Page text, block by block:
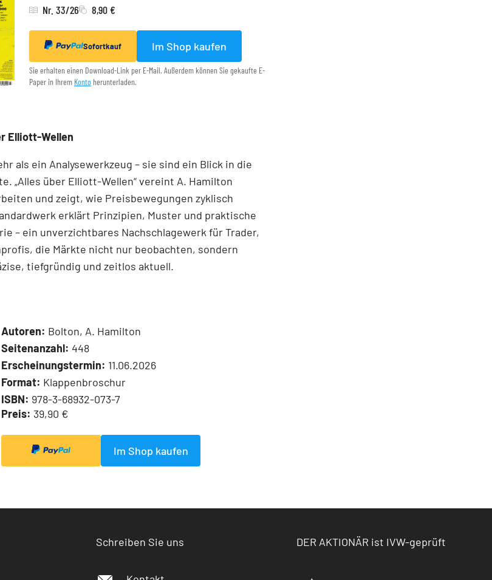
Nr. 33/26 8,90 €
Sofortkauf Im Shop kaufen
Sie erhalten einen Download-Link per E-Mail. Außerdem können Sie gekaufte E-
Paper in Ihrem Konto herunterladen.
Elliott-Wellen
als ein Analysewerkzeug – sie sind ein Blick in die
„Alles über Elliott-Wellen“ vereint A. Hamilton
und zeigt, wie Preisbewegungen zyklisch
erklärt Prinzipien, Muster und praktische
– ein unverzichtbares Nachschlagewerk für Trader,
die Märkte nicht nur beobachten, sondern
tiefgründig und zeitlos aktuell.
Autoren: Bolton, A. Hamilton
Seitenanzahl: 448
Erscheinungstermin: 11.06.2026
Format: Klappenbroschur
ISBN: 978-3-68932-073-7
Preis: 39,90 €
Im Shop kaufen
Schreiben Sie uns DER AKTIONÄR ist IVW-geprüft